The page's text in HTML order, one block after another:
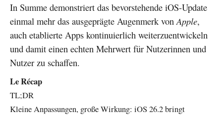
In Summe demonstriert das bevorstehende iOS-Update
einmal mehr das ausgeprägte Augenmerk von Apple,
auch etablierte Apps kontinuierlich weiterzuentwickeln
und damit einen echten Mehrwert für Nutzerinnen und
Nutzer zu schaffen.
Le Récap
TL;DR
Kleine Anpassungen, große Wirkung: iOS 26.2 bringt